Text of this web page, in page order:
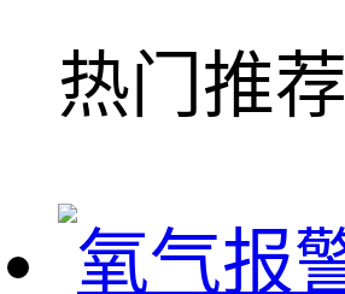
热门推荐